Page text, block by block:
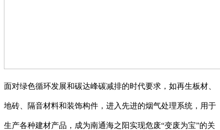
面对绿色循环发展和碳达峰碳减排的时代要求，如再生板材、
地砖、隔音材料和装饰构件，进入先进的烟气处理系统，用于
生产各种建材产品，成为南通海之阳实现危废“变废为宝”的关